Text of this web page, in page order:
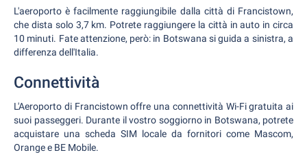
L'aeroporto è facilmente raggiungibile dalla città di Francistown,
che dista solo 3,7 km. Potrete raggiungere la città in auto in circa
10 minuti. Fate attenzione, però: in Botswana si guida a sinistra, a
differenza dell'Italia.
Connettività
L'Aeroporto di Francistown offre una connettività Wi-Fi gratuita ai
suoi passeggeri. Durante il vostro soggiorno in Botswana, potrete
acquistare una scheda SIM locale da fornitori come Mascom,
Orange e BE Mobile.